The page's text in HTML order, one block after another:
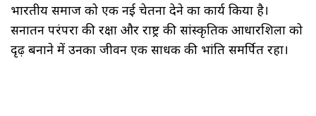
भारतीय समाज को एक नई चेतना देने का कार्य किया है।
सनातन परंपरा की रक्षा और राष्ट्र की सांस्कृतिक आधारशिला को
दृढ़ बनाने में उनका जीवन एक साधक की भांति समर्पित रहा।